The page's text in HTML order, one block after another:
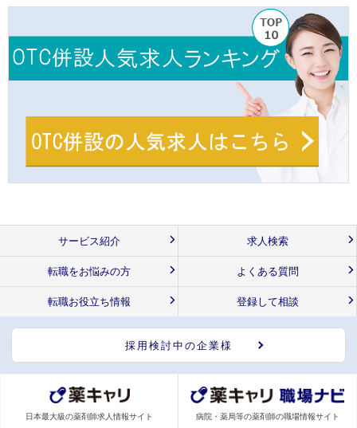
サービス紹介 求人検索
転職をお悩みの方 よくある質問
転職お役立ち情報 登録して相談
採用検討中の企業様
日本最大級の薬剤師求人情報サイト 病院・薬局等の薬剤師の職場情報サイト